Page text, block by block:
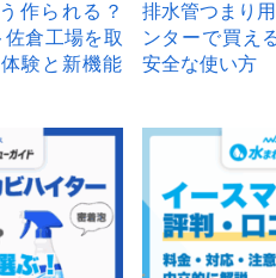
作られる？
倉工場を取
験と新機能
排水管つまり
ンターで買え
安全な使い方